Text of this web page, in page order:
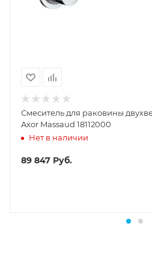
Смеситель для раковины
Axor Massaud 18112000
Нет в наличии
89 847 Руб.